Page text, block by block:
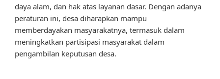
daya alam, dan hak atas layanan dasar. Dengan adanya
peraturan ini, desa diharapkan mampu
memberdayakan masyarakatnya, termasuk dalam
meningkatkan partisipasi masyarakat dalam
pengambilan keputusan desa.